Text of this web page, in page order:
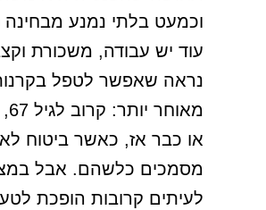
וכמעט בלתי נמנע מבחינה
עוד יש עבודה, משכורת
נראה שאפשר לטפל
או כבר אז, כאשר ביטוח
מסמכים כלשהם. אבל
לעיתים קרובות הופכת